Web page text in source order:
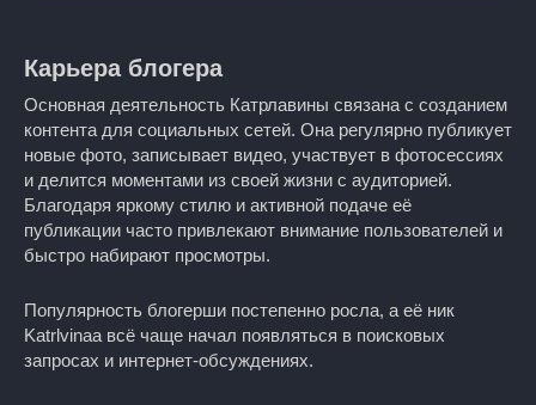
Карьера блогера
Основная деятельность Катрлавины связана с созданием
контента для социальных сетей. Она регулярно публикует
новые фото, записывает видео, участвует в фотосессиях
и делится моментами из своей жизни с аудиторией.
Благодаря яркому стилю и активной подаче её
публикации часто привлекают внимание пользователей и
быстро набирают просмотры.
Популярность блогерши постепенно росла, а её ник
Katrlvinaa всё чаще начал появляться в поисковых
запросах и интернет-обсуждениях.